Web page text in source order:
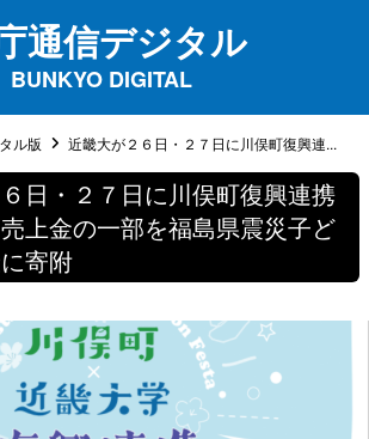
通信デジタル
BUNKYO DIGITAL
ル版 近畿大が２６日・２７日に川俣町復興連...
日・２７日に川俣町復興連携
上金の一部を福島県震災子ど
寄附